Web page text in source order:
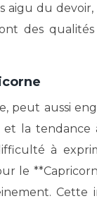
aigu du
des
peut aussi
et la
à
le
Cette